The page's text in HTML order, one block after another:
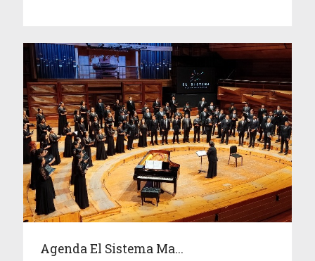
Agenda El Sistema Ma...